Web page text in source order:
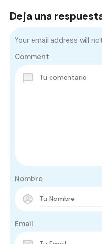
Deja una
Your email address will
Comment
Nombre
Email